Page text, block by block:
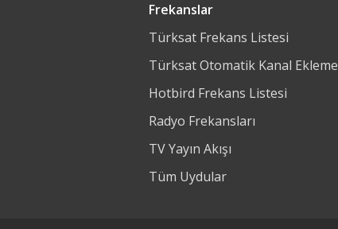
Frekanslar
Türksat Frekans Listesi
Türksat Otomatik Kanal Ekleme
Hotbird Frekans Listesi
Radyo Frekansları
TV Yayın Akışı
Tüm Uydular